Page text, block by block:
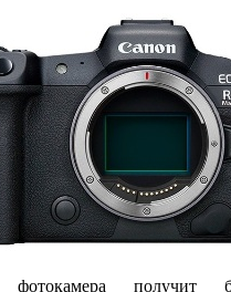
фотокамера получит